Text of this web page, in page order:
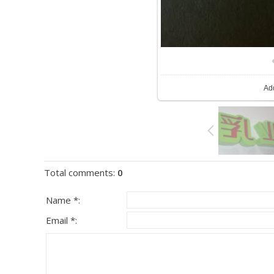
Total comments: 0
Name *:
Email *: